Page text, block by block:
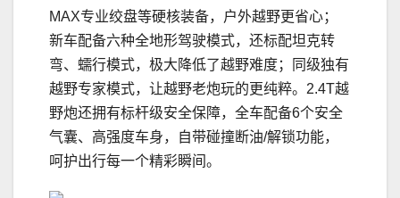
MAX专业绞盘等硬核装备，户外越野更省心；
新车配备六种全地形驾驶模式，还标配坦克转
弯、蠕行模式，极大降低了越野难度；同级独有
越野专家模式，让越野老炮玩的更纯粹。2.4T越
野炮还拥有标杆级安全保障，全车配备6个安全
气囊、高强度车身，自带碰撞断油/解锁功能，
呵护出行每一个精彩瞬间。